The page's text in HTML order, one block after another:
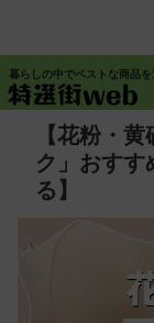
暮らしの中でベストな商品を
【花粉・
ク」おすす
る】